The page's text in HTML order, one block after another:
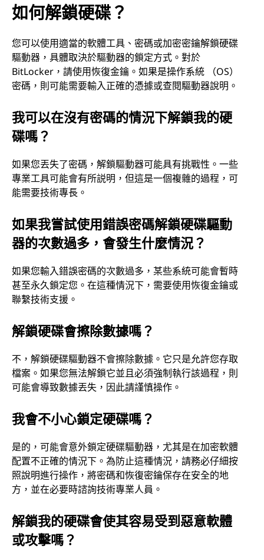
如何解鎖硬碟？
您可以使用適當的軟體工具、密碼或加密密鑰解鎖硬碟
驅動器，具體取決於驅動器的鎖定方式。對於
BitLocker，請使用恢復金鑰。如果是操作系統 （OS）
密碼，則可能需要輸入正確的憑據或查閱驅動器說明。
我可以在沒有密碼的情況下解鎖我的硬
碟嗎？
如果您丟失了密碼，解鎖驅動器可能具有挑戰性。一些
專業工具可能會有所説明，但這是一個複雜的過程，可
能需要技術專長。
如果我嘗試使用錯誤密碼解鎖硬碟驅動
器的次數過多，會發生什麼情況？
如果您輸入錯誤密碼的次數過多，某些系統可能會暫時
甚至永久鎖定您。在這種情況下，需要使用恢復金鑰或
聯繫技術支援。
解鎖硬碟會擦除數據嗎？
不，解鎖硬碟驅動器不會擦除數據。它只是允許您存取
檔案。如果您無法解鎖它並且必須強制執行該過程，則
可能會導致數據丟失，因此請謹慎操作。
我會不小心鎖定硬碟嗎？
是的，可能會意外鎖定硬碟驅動器，尤其是在加密軟體
配置不正確的情況下。為防止這種情況，請務必仔細按
照說明進行操作，將密碼和恢復密鑰保存在安全的地
方，並在必要時諮詢技術專業人員。
解鎖我的硬碟會使其容易受到惡意軟體
或攻擊嗎？